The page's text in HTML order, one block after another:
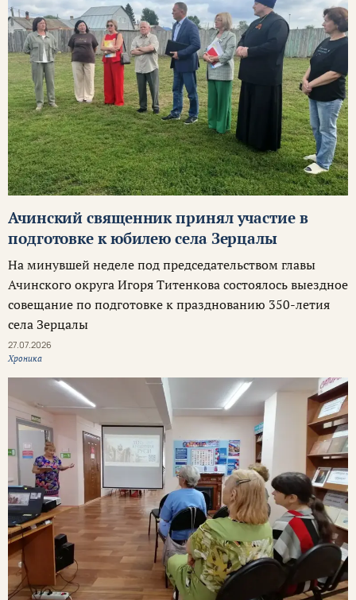
Ачинский священник принял участие в
подготовке к юбилею села Зерцалы
На минувшей неделе под председательством главы
Ачинского округа Игоря Титенкова состоялось выездное
совещание по подготовке к празднованию 350-летия
села Зерцалы
27.07.2026
Хроника